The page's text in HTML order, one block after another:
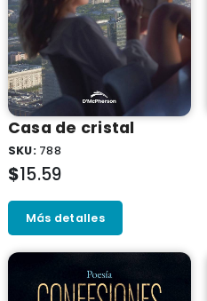
Casa de cristal
SKU: 788
$15.59
Más detalles